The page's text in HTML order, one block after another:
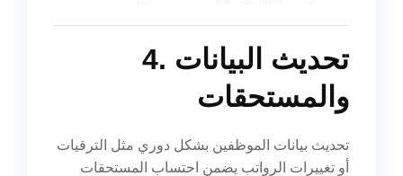
4. تحديث البيانات
والمستحقات
تحديث بيانات الموظفين بشكل دوري مثل الترقيات
أو تغييرات الرواتب يضمن احتساب المستحقات